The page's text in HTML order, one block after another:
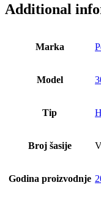
Additional
Marka
Model
Tip
Broj šasije
Godina proizvodnje